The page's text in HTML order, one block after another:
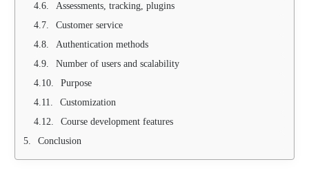
Assessments, tracking, plugins
Customer service
Authentication methods
Number of users and scalability
Purpose
Customization
Course development features
Conclusion